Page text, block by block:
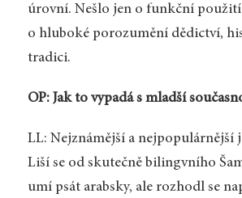
úrovní. Nešlo jen o funkční použití
o hluboké porozumění dědictví,
tradici.
OP: Jak to vypadá s mladší
LL: Nejznámější a nejpopulárnější
Liší se od skutečně bilingvního
umí psát arabsky, ale rozhodl se